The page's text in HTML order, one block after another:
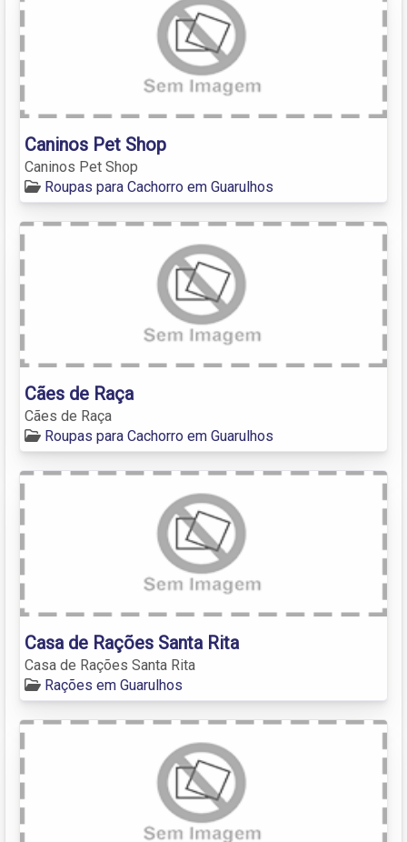
Caninos Pet Shop
Caninos Pet Shop
Roupas para Cachorro em Guarulhos
Cães de Raça
Cães de Raça
Roupas para Cachorro em Guarulhos
Casa de Rações Santa Rita
Casa de Rações Santa Rita
Rações em Guarulhos